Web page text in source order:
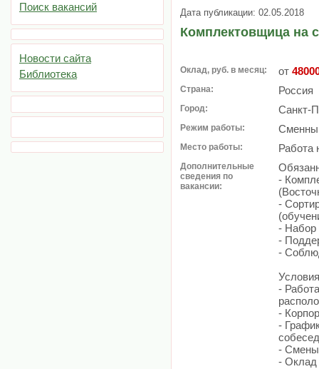
Поиск вакансий
Новости сайта
Библиотека
Дата публикации: 02.05.2018
Комплектовщица на
Оклад, руб. в месяц: от
Страна: Россия
Город: Санкт-
Режим работы:
Место работы: Работа
Дополнительные
сведения по
вакансии:
-
-
- Набор
-
-
-
-
-
- Смены
- Оклад